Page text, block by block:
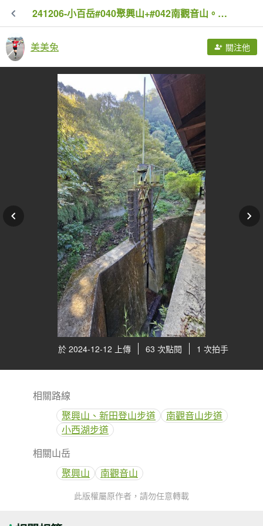
241206-小百岳#040聚興山+#042南觀音山。美美兔何以半天登上兩小百。
美美兔 關注他
於 2024-12-12 上傳 63 次點閱 1 次拍手
相關路線
聚興山、新田登山步道
南觀音山步道
小西湖步道
相關山岳
聚興山
南觀音山
此版權屬原作者，請勿任意轉載